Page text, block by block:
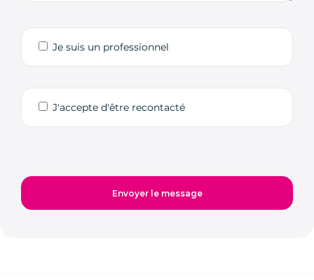
Je suis un professionnel
J'accepte d'être recontacté